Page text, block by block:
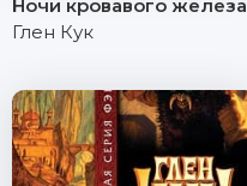
Ночи кровавого железа
Глен Кук